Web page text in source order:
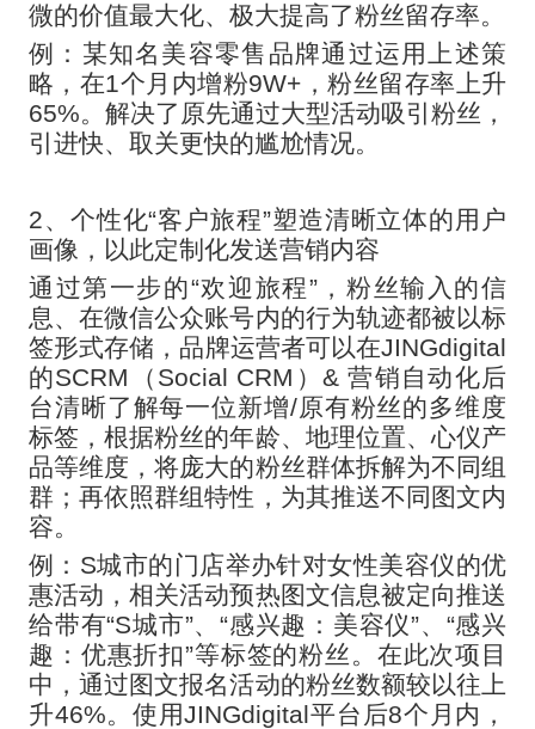
微的价值最大化、极大提高了粉丝留存率。
例：某知名美容零售品牌通过运用上述策
略，在1个月内增粉9W+，粉丝留存率上升
65%。解决了原先通过大型活动吸引粉丝，
引进快、取关更快的尴尬情况。
2、个性化“客户旅程”塑造清晰立体的用户
画像，以此定制化发送营销内容
通过第一步的“欢迎旅程”，粉丝输入的信
息、在微信公众账号内的行为轨迹都被以标
签形式存储，品牌运营者可以在JINGdigital
的SCRM（Social CRM）& 营销自动化后
台清晰了解每一位新增/原有粉丝的多维度
标签，根据粉丝的年龄、地理位置、心仪产
品等维度，将庞大的粉丝群体拆解为不同组
群；再依照群组特性，为其推送不同图文内
容。
例： S城市的门店举办针对女性美容仪的优
惠活动，相关活动预热图文信息被定向推送
给带有“S城市”、“感兴趣：美容仪”、“感兴
趣：优惠折扣”等标签的粉丝。在此次项目
中，通过图文报名活动的粉丝数额较以往上
升46%。使用JINGdigital平台后8个月内，